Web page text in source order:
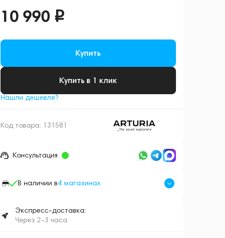
10 990
Купить
Купить в 1 клик
Нашли дешевле?
Код товара: 131581
Консультация
В наличии в4магазинах
Экспресс-доставка:
Через 2-3 часа